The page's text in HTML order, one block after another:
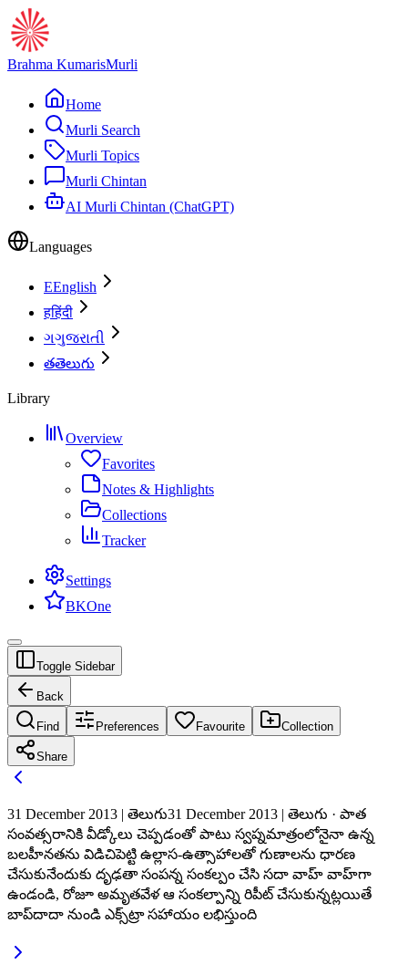
Brahma KumarisMurli
Home
Murli Search
Murli Topics
Murli Chintan
AI Murli Chintan (ChatGPT)
Languages
EEnglish
हहिंदी
ગગુજરાતી
తతెలుగు
Library
Overview
Favorites
Notes & Highlights
Collections
Tracker
Settings
BKOne
Toggle Sidebar
Back
Find Preferences Favourite Collection
Share
31 December 2013 | తెలుగు31 December 2013 | తెలుగు · పాత
సంవత్సరానికి వీడ్కోలు చెప్పడంతో పాటు స్వప్నమాత్రంలోనైనా ఉన్న
బలహీనతను విడిచిపెట్టి ఉల్లాస-ఉత్సాహాలతో గుణాలను ధారణ
చేసుకునేందుకు దృఢతా సంపన్న సంకల్పం చేసి సదా వాహ్ వాహ్‌గా
ఉండండి, రోజూ అమృతవేళ ఆ సంకల్పాన్ని రిపీట్ చేసుకున్నట్లయితే
బాప్‌దాదా నుండి ఎక్స్‌ట్రా సహాయం లభిస్తుంది